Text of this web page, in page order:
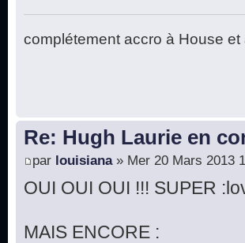
complétement accro à House et
Re: Hugh Laurie en
par louisiana» Mer 20 Mars 2013
OUI OUI OUI !!! SUPER
MAIS ENCORE :